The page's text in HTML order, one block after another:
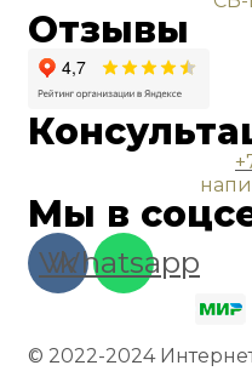
Отзывы
Мы в
Vk
Whatsapp
© 2022-2024